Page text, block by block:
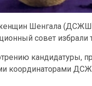
Шенгала
совет избрали
кандидатуры,
координаторами